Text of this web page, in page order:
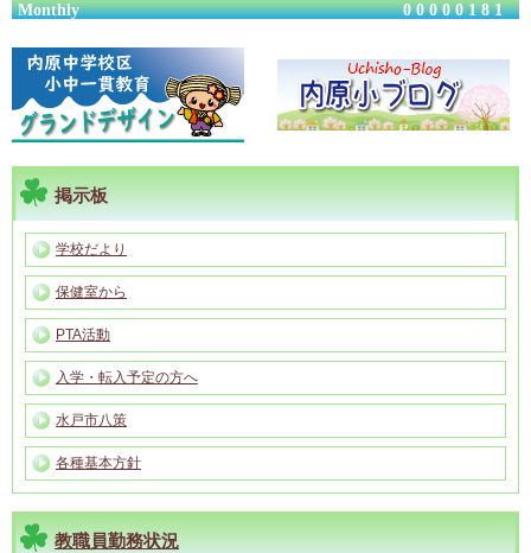
Monthly 00000181
掲示板
学校だより
保健室から
PTA活動
入学・転入予定の方へ
水戸市八策
各種基本方針
教職員勤務状況